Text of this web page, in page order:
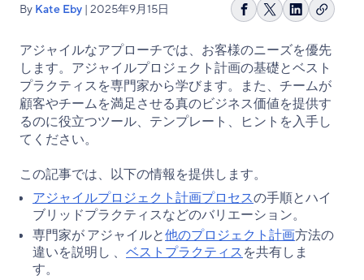
By Kate Eby | 2025年9月15日
Facebook
シ
ェ
ア
Share
X
LinkedIn
シ
ェ
ア
リ
ク
を
コ
ピ
ー
アジャイルなアプローチでは、お客様のニーズを優先
します。アジャイルプロジェクト計画の基礎とベスト
プラクティスを専門家から学びます。また、チームが
顧客やチームを満足させる真のビジネス価値を提供す
るのに役立つツール、テンプレート、ヒントを入手し
てください。
この記事では、以下の情報を提供します。
アジャイルプロジェクト計画プロセスの手順とハイ
ブリッドプラクティスなどのバリエーション。
専門家が アジャイルと他のプロジェクト計画方法の
違いを説明し 、 ベストプラクティスを共有しま
す。